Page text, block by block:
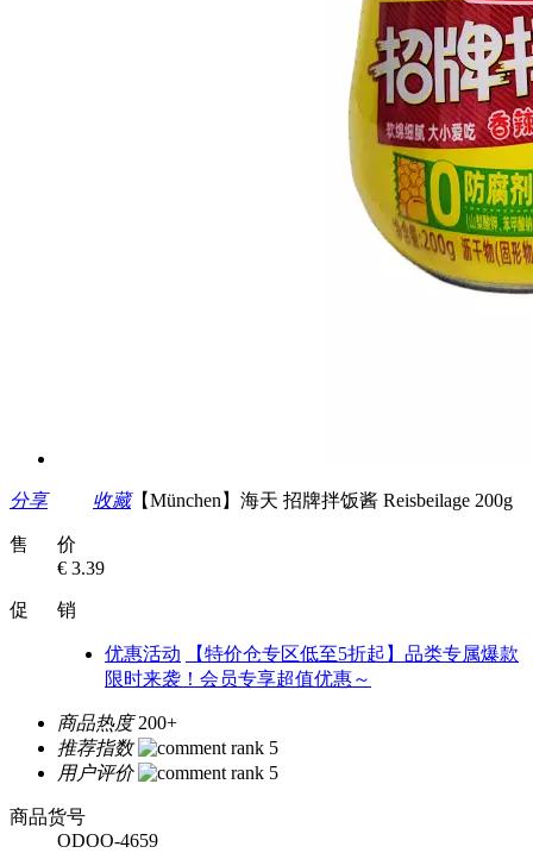
分享 收藏【München】海天 招牌拌饭酱 Reisbeilage 200g
售 价
€ 3.39
促 销
优惠活动
【特价仓专区低至5折起】品类专属爆款
限时来袭！会员专享超值优惠～
商品热度 200+
推荐指数
用户评价
商品货号
ODOO-4659